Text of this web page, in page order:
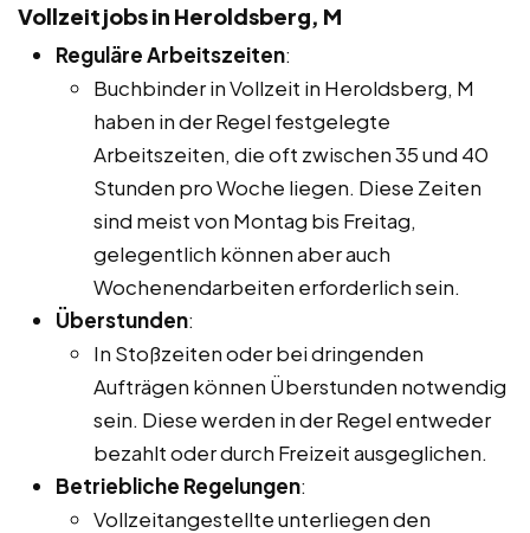
Vollzeitjobs in Heroldsberg, M
Reguläre Arbeitszeiten:
Buchbinder in Vollzeit in Heroldsberg, M
haben in der Regel festgelegte
Arbeitszeiten, die oft zwischen 35 und 40
Stunden pro Woche liegen. Diese Zeiten
sind meist von Montag bis Freitag,
gelegentlich können aber auch
Wochenendarbeiten erforderlich sein.
Überstunden:
In Stoßzeiten oder bei dringenden
Aufträgen können Überstunden notwendig
sein. Diese werden in der Regel entweder
bezahlt oder durch Freizeit ausgeglichen.
Betriebliche Regelungen:
Vollzeitangestellte unterliegen den